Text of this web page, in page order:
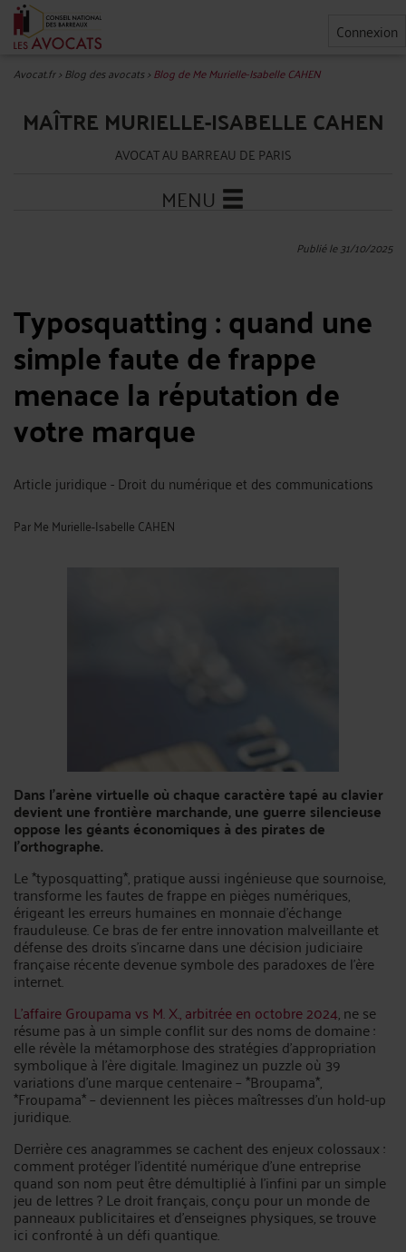
Connexion
Avocat.fr>Blog des avocats>Blog de Me Murielle-Isabelle CAHEN
MAÎTRE MURIELLE-ISABELLE CAHEN
AVOCAT AU BARREAU DE PARIS
MENU
Publié le 31/10/2025
Typosquatting : quand une
simple faute de frappe
menace la réputation de
votre marque
Article juridique - Droit du numérique et des communications
ParMe Murielle-Isabelle CAHEN
Dans l’arène virtuelle où chaque caractère tapé au clavier
devient une frontière marchande, une guerre silencieuse
oppose les géants économiques à des pirates de
l’orthographe.
Le *typosquatting*, pratique aussi ingénieuse que sournoise,
transforme les fautes de frappe en pièges numériques,
érigeant les erreurs humaines en monnaie d’échange
frauduleuse. Ce bras de fer entre innovation malveillante et
défense des droits s’incarne dans une décision judiciaire
française récente devenue symbole des paradoxes de l’ère
internet.
L’affaire Groupama vs M. X., arbitrée en octobre 2024, ne se
résume pas à un simple conflit sur des noms de domaine :
elle révèle la métamorphose des stratégies d’appropriation
symbolique à l’ère digitale. Imaginez un puzzle où 39
variations d’une marque centenaire – *Broupama*,
*Froupama* – deviennent les pièces maîtresses d’un hold-up
juridique.
Derrière ces anagrammes se cachent des enjeux colossaux :
comment protéger l’identité numérique d’une entreprise
quand son nom peut être démultiplié à l’infini par un simple
jeu de lettres ? Le droit français, conçu pour un monde de
panneaux publicitaires et d’enseignes physiques, se trouve
ici confronté à un défi quantique.